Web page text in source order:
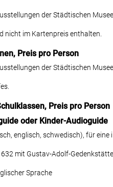
der Städtischen
nicht im Kartenpreis enthalten.
Preis pro Person
der Städtischen
Preis pro Person
oder Kinder-Audioguide
englisch, schwedisch), für
mit Gustav-Adolf-
Sprache